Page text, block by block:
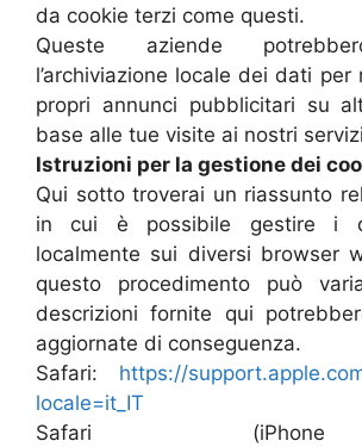
da cookie terzi come questi.
Queste aziende
l’archiviazione locale dei dati
propri annunci pubblicitari su
base alle tue visite ai nostri
Istruzioni per la gestione dei
Qui sotto troverai un riassunto
in cui è possibile gestire i
localmente sui diversi browser
questo procedimento può
descrizioni fornite qui
aggiornate di conseguenza.
Safari: https://
locale=it_IT
Safari